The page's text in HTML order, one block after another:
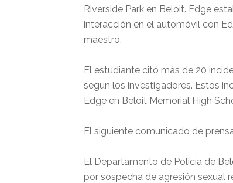
Riverside Park en Beloit. Edge
interacción en el automóvil con
maestro.
El estudiante citó más de 20
según los investigadores. Estos
Edge en Beloit Memorial High
El siguiente comunicado de
El Departamento de Policía de
por sospecha de agresión sexual